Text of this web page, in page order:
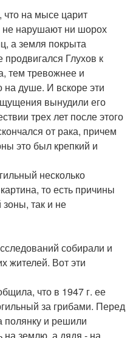
на мысе царит
не нарушают ни шорох
а земля покрыта
Глухов к
тем тревожнее и
на душе. И вскоре эти
вынудили его
трех лет после этого
от рака, причем
это был крепкий и
несколько
то есть причины
так и не
собирали и
жителей. Вот эти
что в 1947 г. ее
за грибами. Перед
полянку и решили
на землю, а дядя - на